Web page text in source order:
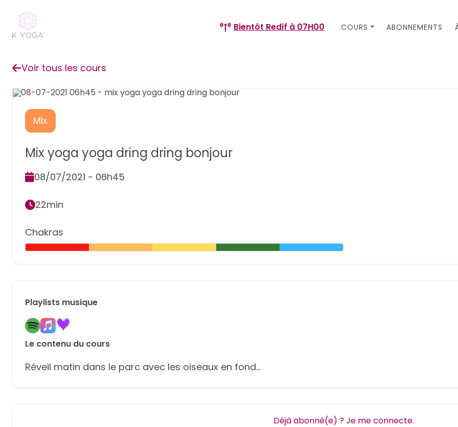
Bientôt Redif à 07H00 COURS ABONNEMENTS
Voir tous les cours
Mix
Chakras
Mix yoga yoga dring dring bonjour
08/07/2021 - 06h45
22min
Playlists musique
Le contenu du cours
Réveil matin dans le parc avec les oiseaux en fond...
Déjà abonné(e) ? Je me connecte.